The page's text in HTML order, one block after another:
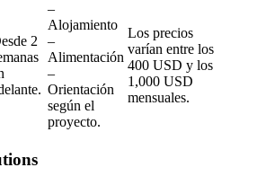
2
–
Alojamiento
–
Alimentación
–
Orientación
según el
proyecto.
Los precios
varían entre los
400 USD y los
1,000 USD
mensuales.